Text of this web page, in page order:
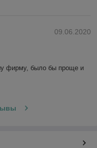
09.06.2020
фирму, было бы проще и